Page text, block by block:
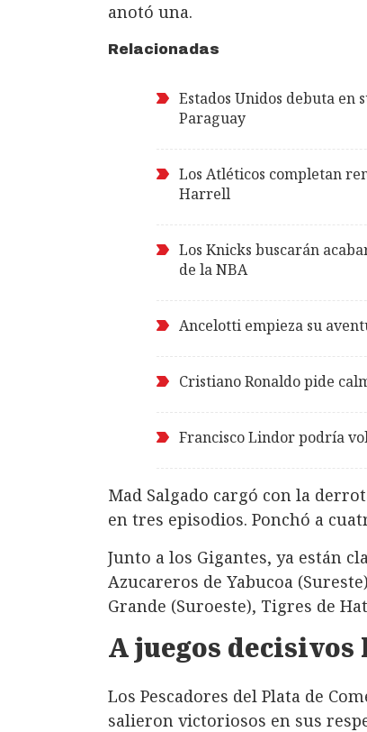
anotó una.
Relacionadas
Estados Unidos debuta en
Paraguay
Los Atléticos completan
Harrell
Los Knicks buscarán
de la NBA
Ancelotti empieza su
Cristiano Ronaldo pide
Francisco Lindor podría
Mad Salgado cargó con la
en tres episodios. Ponchó a
Junto a los Gigantes, ya están
Azucareros de Yabucoa
Grande (Suroeste), Tigres de
A juegos
Los Pescadores del Plata de
salieron victoriosos en sus